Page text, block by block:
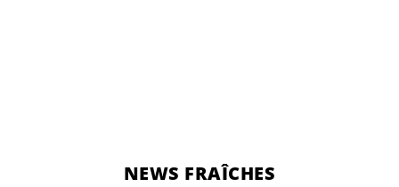
NEWS FRAÎCHES